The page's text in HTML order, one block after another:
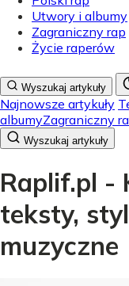
Utwory i albumy
Zagraniczny rap
Życie raperów
Wyszukaj artykuły
Najnowsze artykuły
albumyZagraniczny
Wyszukaj artykuły
Raplif.pl -
teksty,
muzyczne